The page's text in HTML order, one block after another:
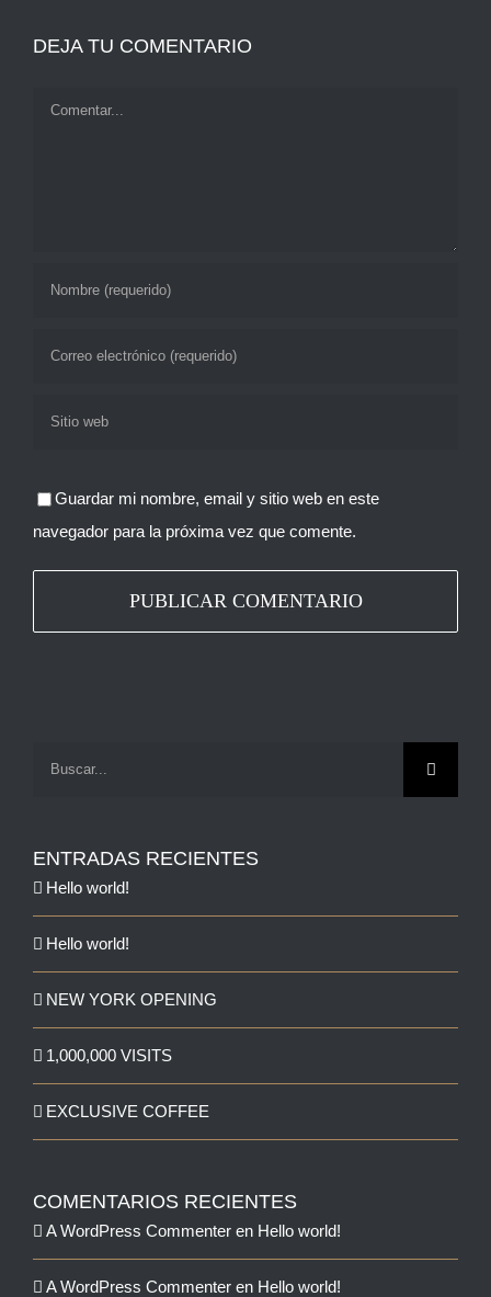
DEJA TU COMENTARIO
Comentar
Guardar mi nombre, email y sitio web en este
navegador para la próxima vez que comente.
ENTRADAS RECIENTES
Hello world!
Hello world!
NEW YORK OPENING
1,000,000 VISITS
EXCLUSIVE COFFEE
COMENTARIOS RECIENTES
A WordPress Commenter en Hello world!
A WordPress Commenter en Hello world!